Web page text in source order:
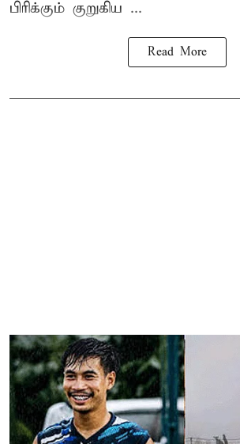
பிரிக்கும் குறுகிய ...
Read More